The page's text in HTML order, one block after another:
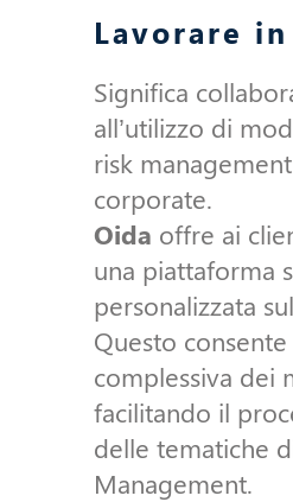
Lavorare in
Significa
all’utilizzo di
risk
corporate.
Oida offre ai
una piattaforma
personalizzata
Questo
complessiva dei
facilitando il
delle tematiche
Management.